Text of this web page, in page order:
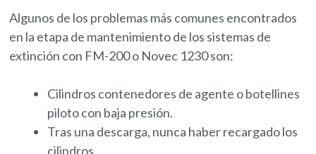
Algunos de los problemas más comunes encontrados
en la etapa de mantenimiento de los sistemas de
extinción con FM-200 o Novec 1230 son:
Cilindros contenedores de agente o botellines
piloto con baja presión.
Tras una descarga, nunca haber recargado los
cilindros.